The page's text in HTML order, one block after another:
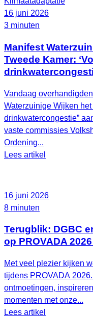
16 juni 2026
3 minuten
Manifest
Tweede Kamer:
Vandaag
Waterzuinige Wijken het
drinkwatercongestie”
vaste commissies
Ordening...
Lees artikel
16 juni 2026
8 minuten
Terugblik: DGBC
op PROVADA 2026
Met veel plezier kijken
tijdens PROVADA
ontmoetingen,
momenten met onze...
Lees artikel